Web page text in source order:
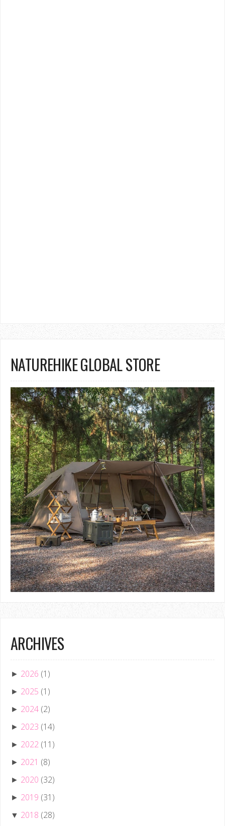
NATUREHIKE GLOBAL STORE
ARCHIVES
► 2026 (1)
► 2025 (1)
► 2024 (2)
► 2023 (14)
► 2022 (11)
► 2021 (8)
► 2020 (32)
► 2019 (31)
▼ 2018 (28)